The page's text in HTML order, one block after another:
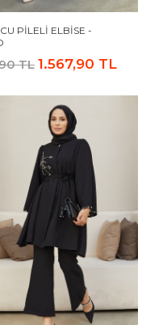
PILELI ELBISE -
TL 1.567,90 TL